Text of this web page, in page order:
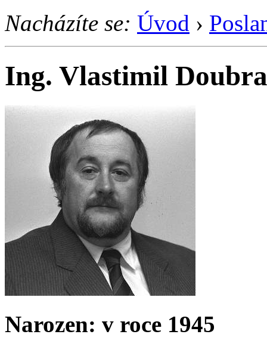
Nacházíte se: Úvod ›
Ing. Vlastimil
Narozen: v roce 1945